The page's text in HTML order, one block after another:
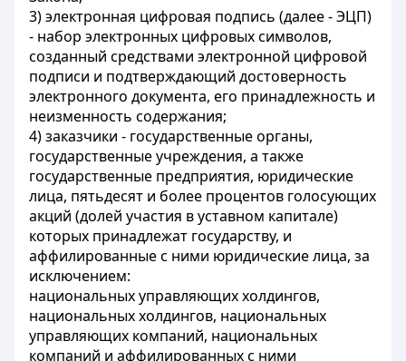
3) электронная цифровая подпись (далее - ЭЦП)
- набор электронных цифровых символов,
созданный средствами электронной цифровой
подписи и подтверждающий достоверность
электронного документа, его принадлежность и
неизменность содержания;
4) заказчики - государственные органы,
государственные учреждения, а также
государственные предприятия, юридические
лица, пятьдесят и более процентов голосующих
акций (долей участия в уставном капитале)
которых принадлежат государству, и
аффилированные с ними юридические лица, за
исключением:
национальных управляющих холдингов,
национальных холдингов, национальных
управляющих компаний, национальных
компаний и аффилированных с ними